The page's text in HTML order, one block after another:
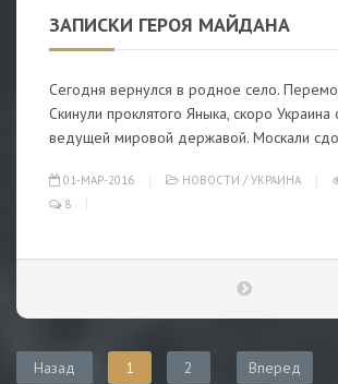
ЗАПИСКИ ГЕРОЯ МАЙДАНА
Сегодня вернулся в родное село.
Скинули проклятого Яныка, скоро Украина
ведущей мировой державой. Москали
01-МАР-2016 НОВОСТИ / УКРАИНА
8
Назад 1 2 Вперед